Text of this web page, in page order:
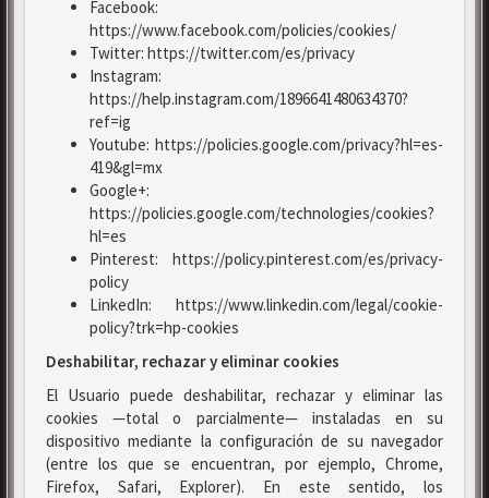
Facebook:
https://www.facebook.com/policies/cookies/
Twitter: https://twitter.com/es/privacy
Instagram:
https://help.instagram.com/1896641480634370?
ref=ig
Youtube: https://policies.google.com/privacy?hl=es-
419&gl=mx
Google+:
https://policies.google.com/technologies/cookies?
hl=es
Pinterest: https://policy.pinterest.com/es/privacy-
policy
LinkedIn: https://www.linkedin.com/legal/cookie-
policy?trk=hp-cookies
Deshabilitar, rechazar y eliminar cookies
El Usuario puede deshabilitar, rechazar y eliminar las
cookies —total o parcialmente— instaladas en su
dispositivo mediante la configuración de su navegador
(entre los que se encuentran, por ejemplo, Chrome,
Firefox, Safari, Explorer). En este sentido, los